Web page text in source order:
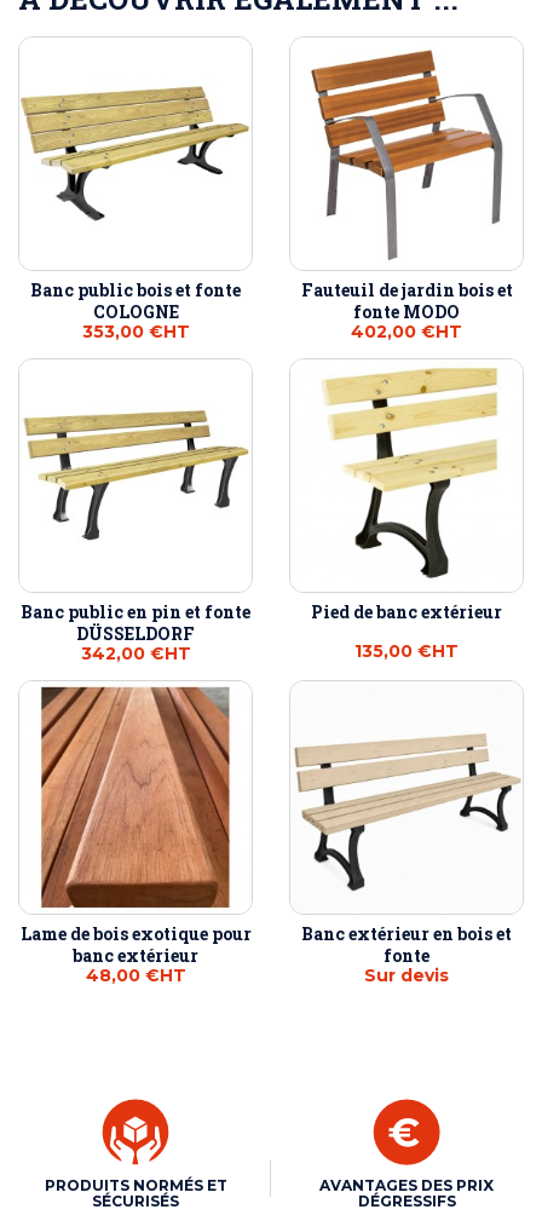
Banc public bois et fonte
COLOGNE
353,00 €HT
Fauteuil de jardin bois et
fonte MODO
402,00 €HT
Banc public en pin et fonte
DÜSSELDORF
342,00 €HT
Pied de banc extérieur
135,00 €HT
Lame de bois exotique pour
banc extérieur
48,00 €HT
Banc extérieur en bois et
fonte
Sur devis
PRODUITS NORMÉS ET
SÉCURISÉS
AVANTAGES DES PRIX
DÉGRESSIFS